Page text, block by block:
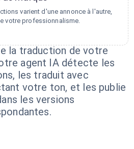
varient d'une annonce à l'autre,
votre professionnalisme.
la traduction de votre
agent IA détecte les
les traduit avec
votre ton, et les publie
les versions